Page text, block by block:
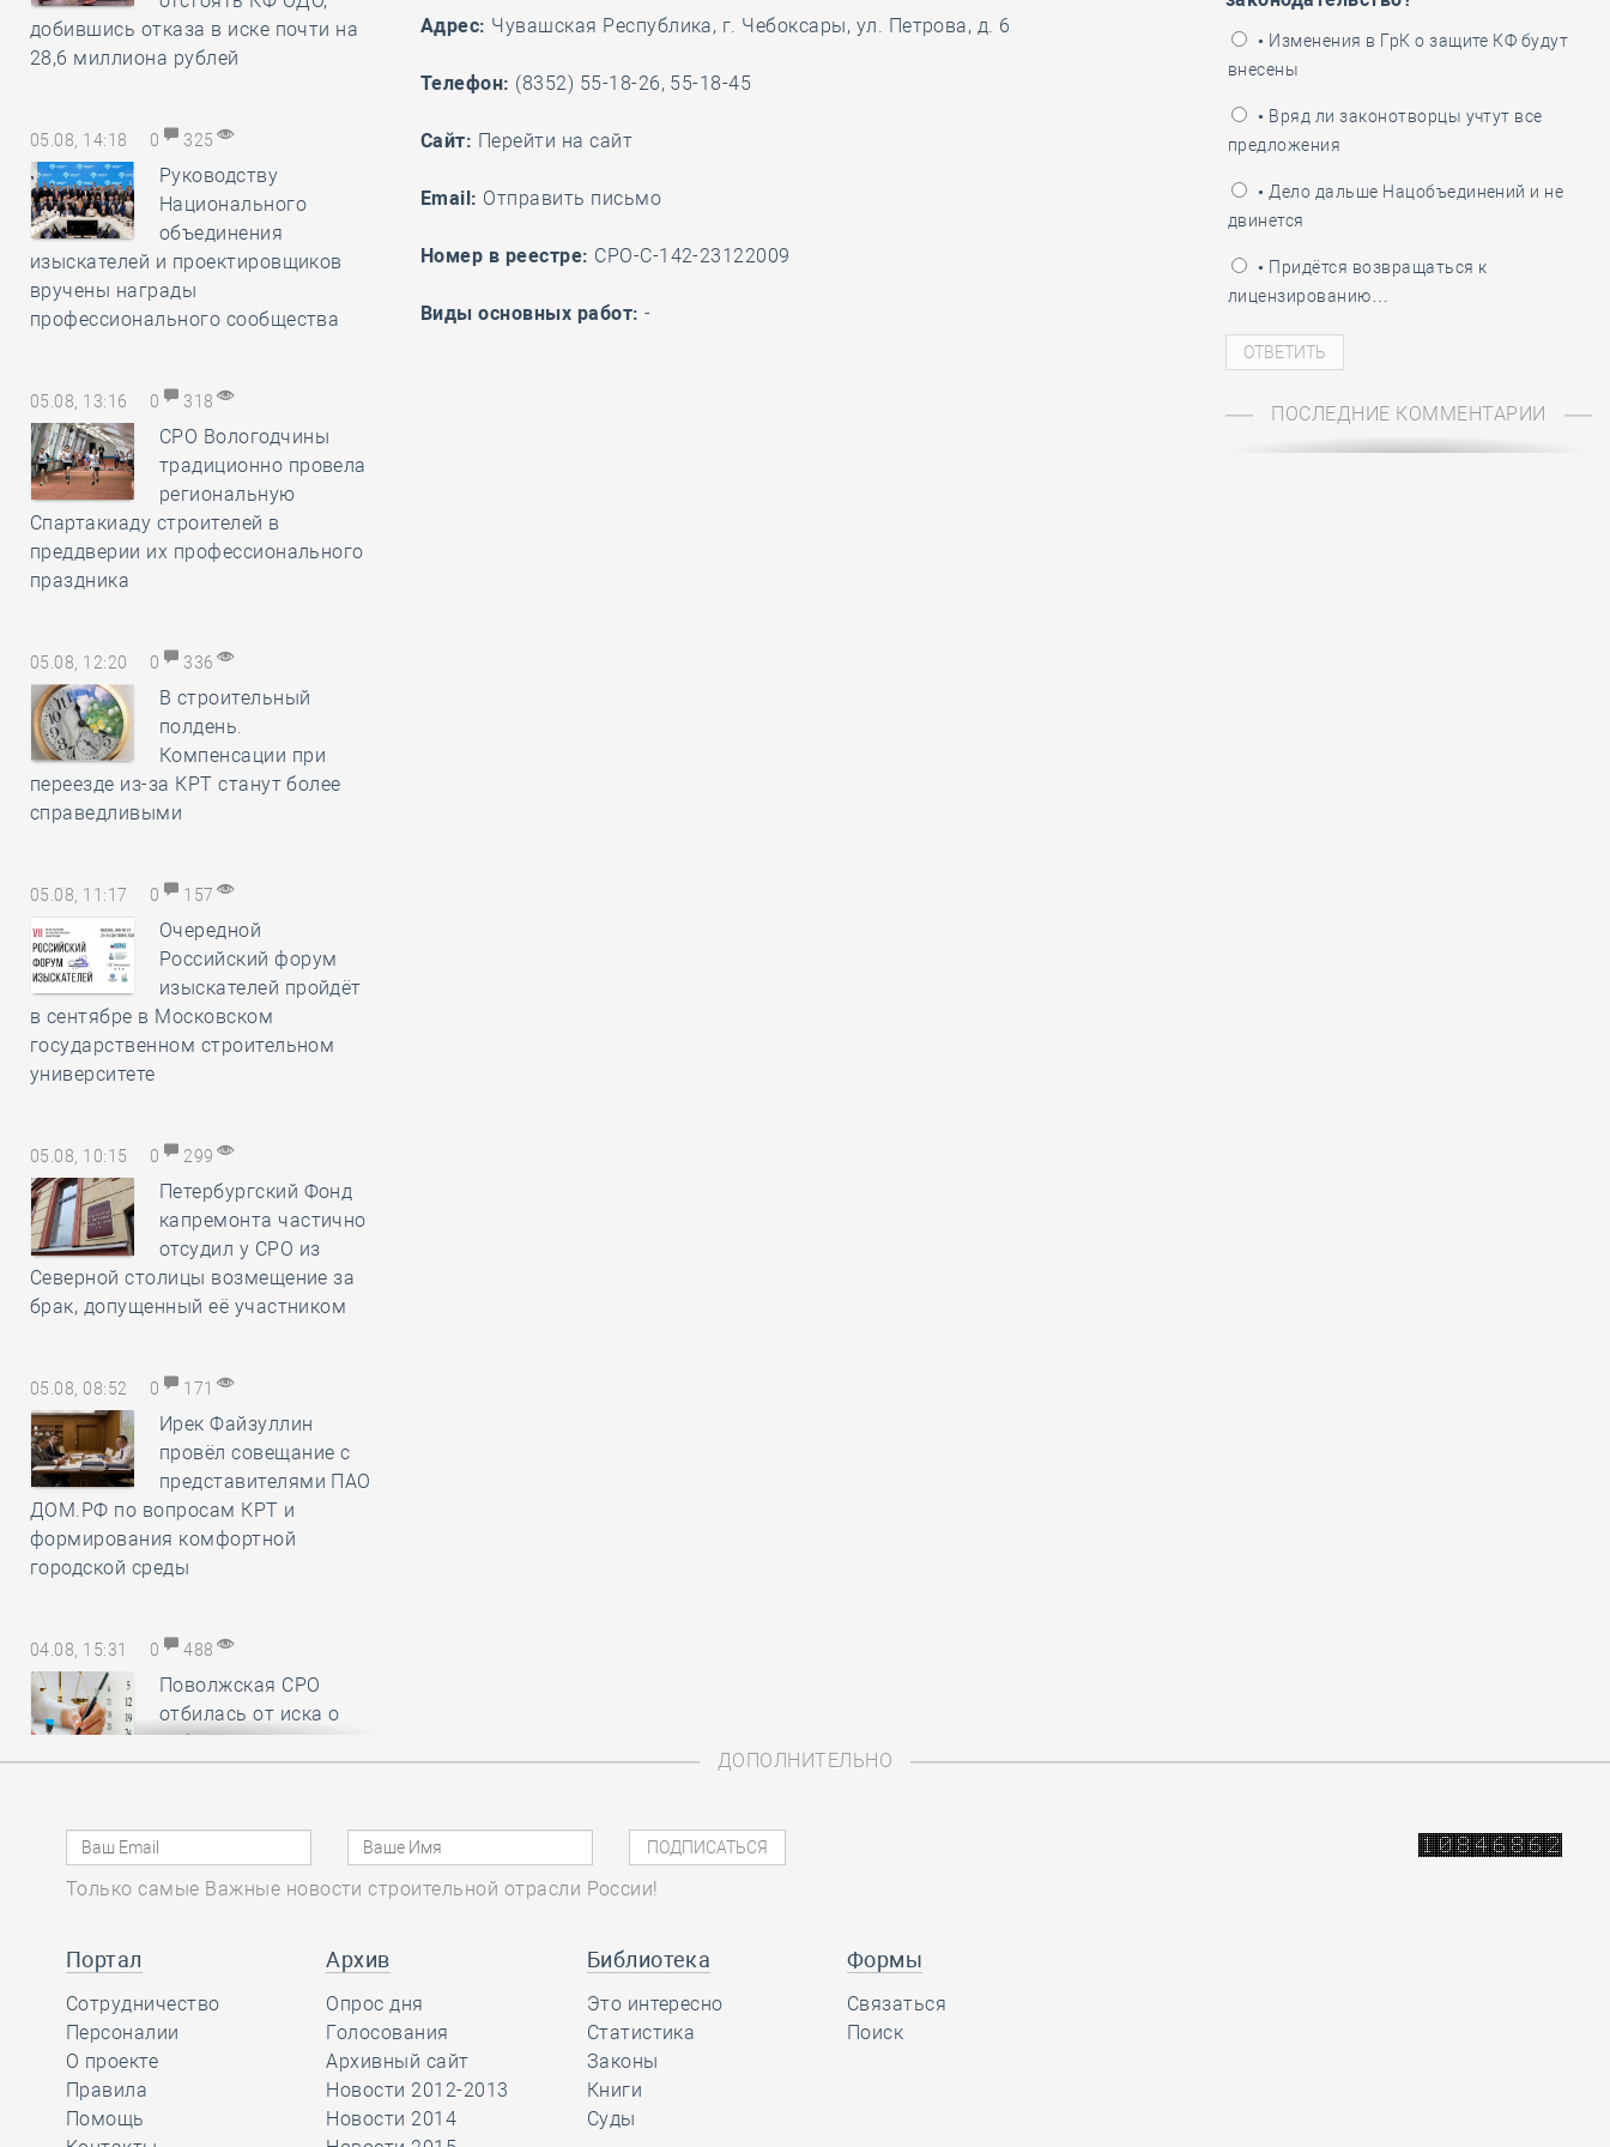
28 мая
добившись отказа в иске почти на
28,6 миллиона рублей
05.08, 14:18 0 325
Руководству
Национального
объединения
изыскателей и проектировщиков
вручены награды
профессионального сообщества
05.08, 13:16 0 318
СРО Вологодчины
традиционно провела
региональную
Спартакиаду строителей в
преддверии их профессионального
праздника
05.08, 12:20 0 336
В строительный
полдень.
Компенсации при
переезде из-за КРТ станут более
справедливыми
05.08, 11:17 0 157
Очередной
Российский форум
изыскателей пройдёт
в сентябре в Московском
государственном строительном
университете
05.08, 10:15 0 299
Петербургский Фонд
капремонта частично
отсудил у СРО из
Северной столицы возмещение за
брак, допущенный её участником
05.08, 08:52 0 171
Ирек Файзуллин
провёл совещание с
представителями ПАО
ДОМ.РФ по вопросам КРТ и
формирования комфортной
городской среды
04.08, 15:31 0 488
Поволжская СРО
отбилась от иска о
субсидиарной
ответственности, убедив арбитраж
давности
проектировщиков
объявляет о приёме заявок на XI
Международный
профессиональный конкурс
НОПРИЗ на лучший проект
Адрес: Чувашская Республика, г. Чебоксары, ул. Петрова, д. 6
Телефон: (8352) 55-18-26, 55-18-45
Cайт: Перейти на сайт
Email: Отправить письмо
Номер в реестре: СРО-С-142-23122009
Виды основных работ: -
• Изменения в ГрК о защите КФ будут
внесены
• Вряд ли законотворцы учтут все
предложения
• Дело дальше Нацобъединений и не
двинется
• Придётся возвращаться к
лицензированию…
ПОСЛЕДНИЕ КОММЕНТАРИИ
ДОПОЛНИТЕЛЬНО
Только самые Важные новости строительной отрасли России!
Портал
Сотрудничество
Персоналии
О проекте
Правила
Помощь
Архив
Опрос дня
Голосования
Архивный сайт
Новости 2012-2013
Новости 2014
Библиотека
Это интересно
Статистика
Законы
Книги
Суды
Формы
Связаться
Поиск